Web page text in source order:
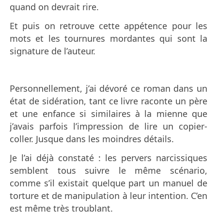
quand on devrait rire.
Et puis on retrouve cette appétence pour les
mots et les tournures mordantes qui sont la
signature de l’auteur.
Personnellement, j’ai dévoré ce roman dans un
état de sidération, tant ce livre raconte un père
et une enfance si similaires à la mienne que
j’avais parfois l’impression de lire un copier-
coller. Jusque dans les moindres détails.
Je l’ai déjà constaté : les pervers narcissiques
semblent tous suivre le même scénario,
comme s’il existait quelque part un manuel de
torture et de manipulation à leur intention. C’en
est même très troublant.